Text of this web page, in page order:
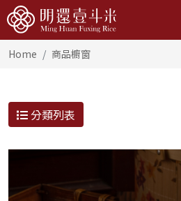
Home 商品櫥窗
分類列表